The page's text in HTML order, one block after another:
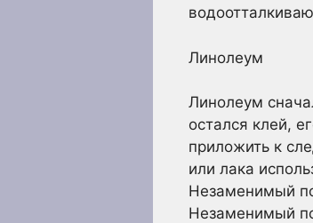
Линолеум
Линолеум
остался клей,
приложить к
или лака
Незаменимый
Незаменимый